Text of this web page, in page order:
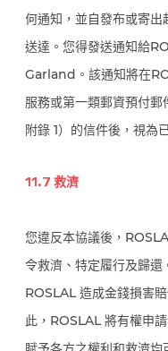
何通知，並自發布或寄
送達。您得發送通知給
Garland。該通知將在
服務或第一類郵資預付
附錄 1）的信件後，視為
11.7 救濟
您違反本協議後，
令救濟、特定履行及歸
ROSLAL 造成金錢損害
此，ROSLAL 將有權申